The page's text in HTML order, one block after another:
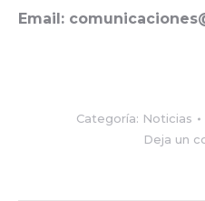
Email:
Categoría: Noticias
Deja un